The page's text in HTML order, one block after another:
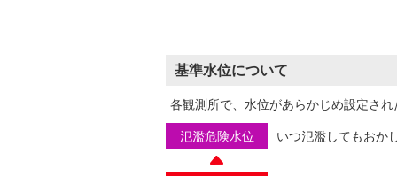
基準水位について
各観測所で、水位があらかじめ設定さ
氾濫危険水位 いつ氾濫してもおか